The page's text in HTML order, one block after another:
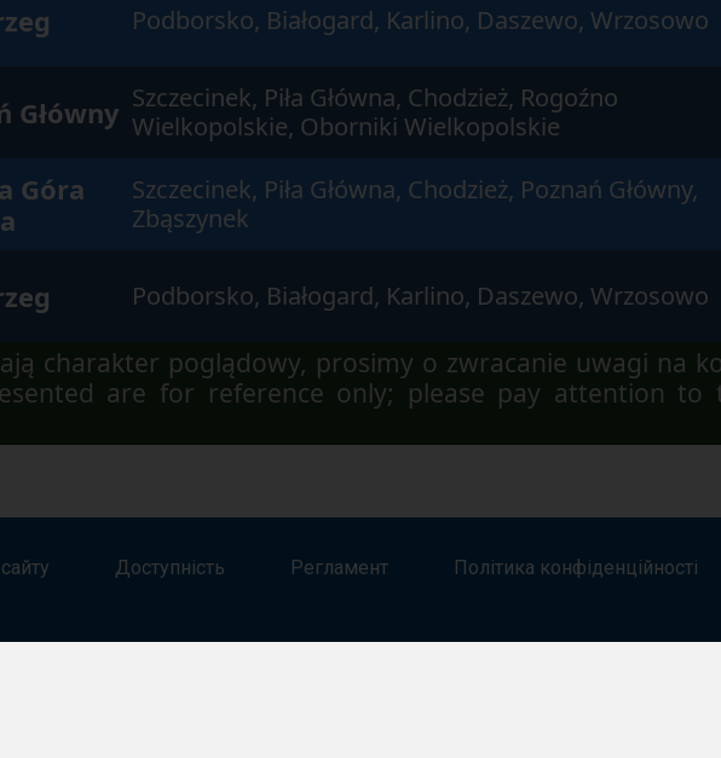
Podborsko, Białogard, Karlino, Daszewo, Wrzosowo
Główny Szczecinek, Piła Główna, Chodzież, Rogoźno
Wielkopolskie, Oborniki Wielkopolskie
Góra
Szczecinek, Piła Główna, Chodzież, Poznań Główny,
Zbąszynek
Podborsko, Białogard, Karlino, Daszewo, Wrzosowo
charakter poglądowy, prosimy o zwracanie uwagi na
are for reference only; please pay attention to
Доступність Регламент Політика конфіденційності